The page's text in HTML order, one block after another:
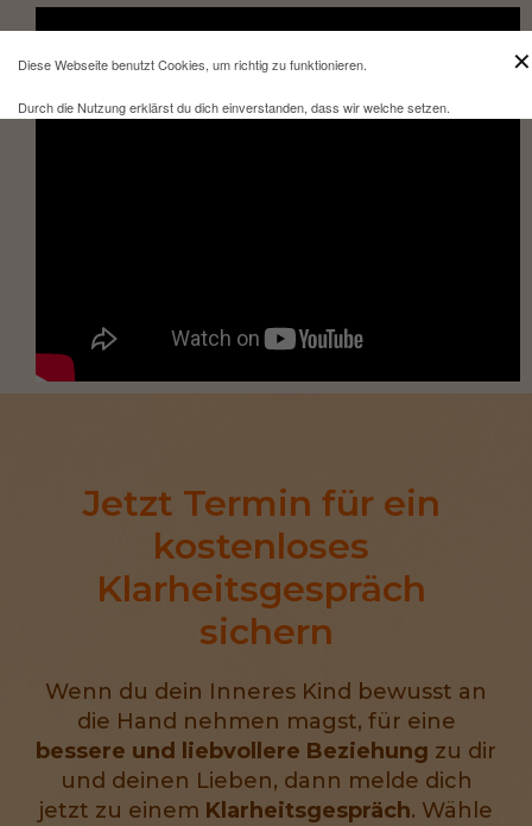
Jetzt Termin für ein
kostenloses
Klarheitsgespräch
sichern
Wenn du dein Inneres Kind bewusst an
die Hand nehmen magst, für eine
bessere und liebvollere Beziehung zu dir
und deinen Lieben, dann melde dich
jetzt zu einem Klarheitsgespräch. Wähle
✕
Diese Webseite benutzt Cookies, um richtig zu funktionieren.
Durch die Nutzung erklärst du dich einverstanden, dass wir welche setzen.